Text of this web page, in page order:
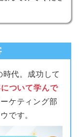
代。成功して
ついて学んで
ケティング部
です。